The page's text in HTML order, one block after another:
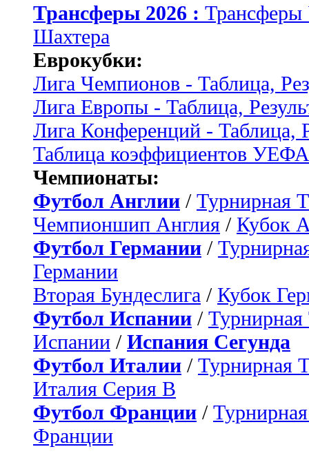
Трансферы 2026 :
Шахтера
Еврокубки:
Лига Чемпионов - Таблица,
Лига Европы - Таблица,
Лига Конференций - Таблица,
Таблица коэффициентов УЕФА
Чемпионаты:
Футбол Англии / Турнирная
Чемпионшип Англия / Кубок
Футбол Германии /
Германии
Вторая Бундеслига / Кубок
Футбол Испании / Турнирная
Испании / Испания Сегунда
Футбол Италии / Турнирная
Италия Серия B
Футбол Франции /
Франции